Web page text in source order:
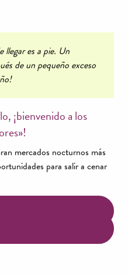
llegar es a pie. Un
de un pequeño exceso
¡bienvenido a los
mercados nocturnos más
para salir a cenar